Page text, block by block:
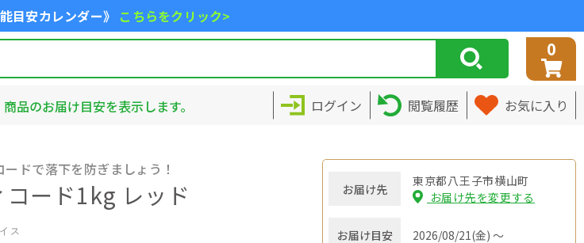
目安カレンダー》 こちらをクリック>
0
品のお届け目安を表示します。 ログイン 閲覧履歴 お気に入り
ドで落下を防ぎましょう！
コード1kg レッド
ス
お届け先
東京都八王子市横山町
お届け先を変更する
お届け目安 2026/08/21(金) ～